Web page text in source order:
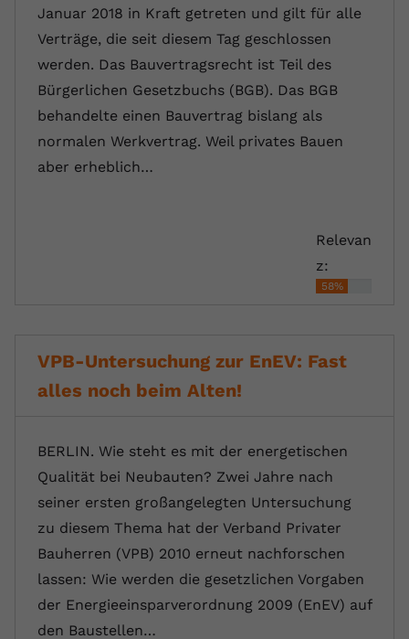
Januar 2018 in Kraft getreten und gilt für alle
Verträge, die seit diesem Tag geschlossen
werden. Das Bauvertragsrecht ist Teil des
Bürgerlichen Gesetzbuchs (BGB). Das BGB
behandelte einen Bauvertrag bislang als
normalen Werkvertrag. Weil privates Bauen
aber erheblich…
Relevan
z:
58%
VPB-Untersuchung zur EnEV: Fast
alles noch beim Alten!
BERLIN. Wie steht es mit der energetischen
Qualität bei Neubauten? Zwei Jahre nach
seiner ersten großangelegten Untersuchung
zu diesem Thema hat der Verband Privater
Bauherren (VPB) 2010 erneut nachforschen
lassen: Wie werden die gesetzlichen Vorgaben
der Energieeinsparverordnung 2009 (EnEV) auf
den Baustellen…